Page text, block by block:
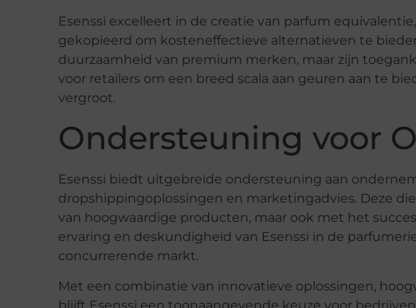
Esenssi excelleert in de creatie van parfum
gekopieerd om kosteneffectieve alternatieven te
duurzaamheid van premium merken, maar zijn
voor retailers om een breed scala aan geuren aan te
vergroot.
Ondersteuning voor
Esenssi biedt uitgebreide ondersteuning aan
dropshippingoplossingen en marketingadvies. Deze
van hoogwaardige producten, maar ook met het
ervaring en deskundigheid van Esenssi in de
concurrerende markt.
Met een combinatie van innovatieve oplossingen,